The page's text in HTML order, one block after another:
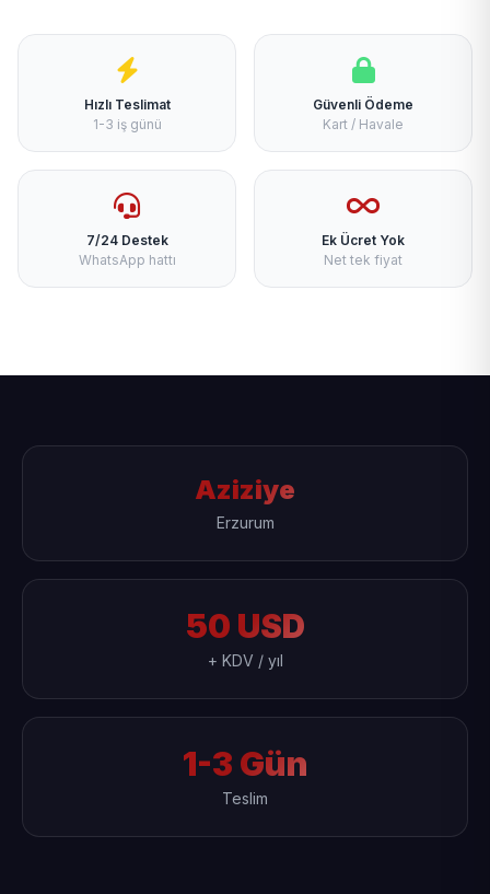
Hızlı Teslimat
1-3 iş günü
Güvenli Ödeme
Kart / Havale
7/24 Destek
WhatsApp hattı
Ek Ücret Yok
Net tek fiyat
Aziziye
Erzurum
50 USD
+ KDV / yıl
1-3 Gün
Teslim